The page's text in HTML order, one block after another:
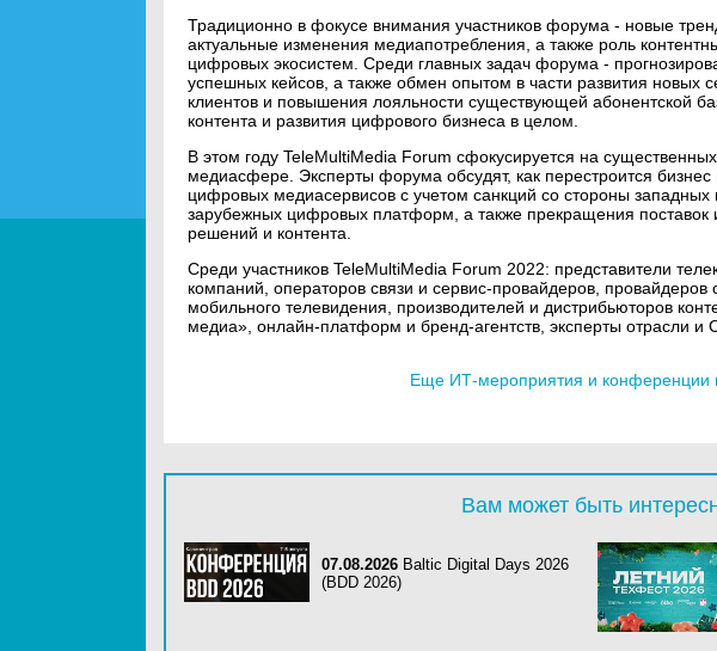
Традиционно в фокусе внимания участников форума - новые
актуальные изменения медиапотребления, а также роль
цифровых экосистем. Среди главных задач форума -
успешных кейсов, а также обмен опытом в части развития новых
клиентов и повышения лояльности существующей абонентской
контента и развития цифрового бизнеса в целом.
В этом году TeleMultiMedia Forum сфокусируется на
медиасфере. Эксперты форума обсудят, как перестроится
цифровых медиасервисов с учетом санкций со стороны западных
зарубежных цифровых платформ, а также прекращения поставок
решений и контента.
Среди участников TeleMultiMedia Forum 2022: представители
компаний, операторов связи и сервис-провайдеров, провайдеров
мобильного телевидения, производителей и дистрибьюторов
медиа», онлайн-платформ и бренд-агентств, эксперты отрасли и
Еще ИТ-мероприятия и конференции
Вам может быть
07.08.2026 Baltic Digital Days 2026
(BDD 2026)